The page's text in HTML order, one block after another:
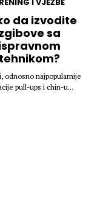
da izvodite
sa
tehnikom?
odnosno najpopularnije
pull-ups i chin-u...